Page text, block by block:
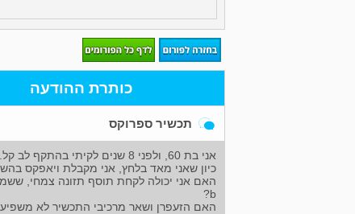
כותרת ההודעה
תכשיר ספרוקס
אני בת 60, ולפני 8 שנים לקיתי בהתקף לב קל. התרופות שאני מקבלת הן:מיקרופירין, קרדילוק, אטוזט, ואנלדקס.
כיון שאני מאד בלחץ, אני מקבלת ויאפקס
האם אני יכולה לקחת תוסף תזונה צמחי,
b?
האם הזעפרן ושאר מרכיבי התכשיר לא